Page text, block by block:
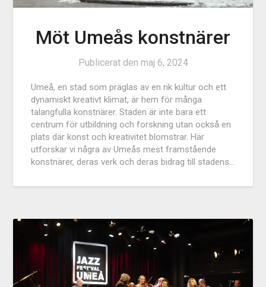
Möt Umeås konstnärer
Publicerat den maj 6, 2024
Umeå, en stad som präglas av en rik kultur och ett
dynamiskt kreativt klimat, är hem för många
talangfulla konstnärer. Staden är inte bara ett
centrum för utbildning och forskning utan också en
plats där konst och kreativitet blomstrar. Här
utforskar vi några av Umeås mest framstående
konstnärer, deras verk och deras bidrag till stadens…